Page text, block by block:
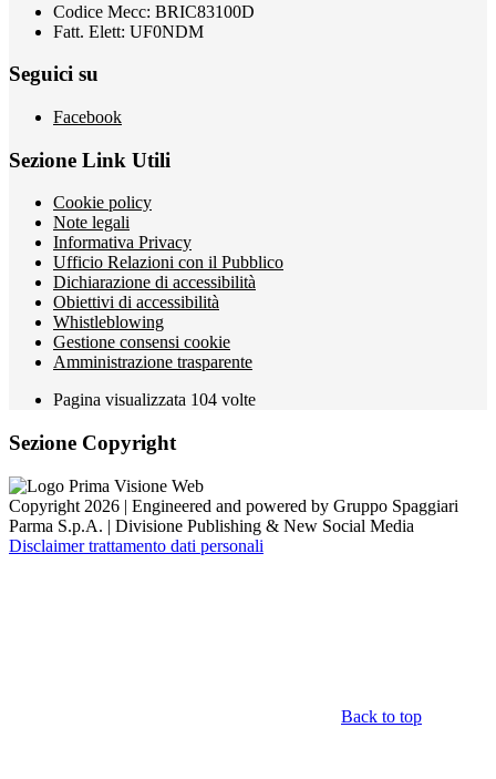
Codice Mecc: BRIC83100D
Fatt. Elett: UF0NDM
Seguici su
Facebook
Sezione Link Utili
Cookie policy
Note legali
Informativa Privacy
Ufficio Relazioni con il Pubblico
Dichiarazione di accessibilità
Obiettivi di accessibilità
Whistleblowing
Gestione consensi cookie
Amministrazione trasparente
Pagina visualizzata 104 volte
Sezione Copyright
Copyright 2026 | Engineered and powered by Gruppo Spaggiari
Parma S.p.A. | Divisione Publishing & New Social Media
Disclaimer trattamento dati personali
Back to top